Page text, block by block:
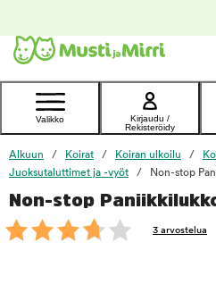
Ota yhteyttä
asiakaspalveluun
Valikko
Kirjaudu /
Rekisteröidy
Alkuun Koirat Koiran ulkoilu
Juoksutaluttimet ja -vyöt
Non-stop
Non-stop
3 arvostelua
foo